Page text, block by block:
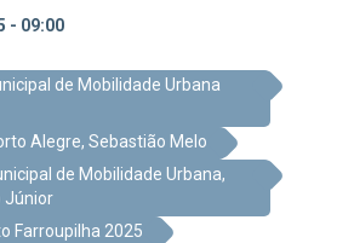
- 09:00
de Mobilidade Urbana
Alegre, Sebastião Melo
de Mobilidade Urbana,
Júnior
Farroupilha 2025